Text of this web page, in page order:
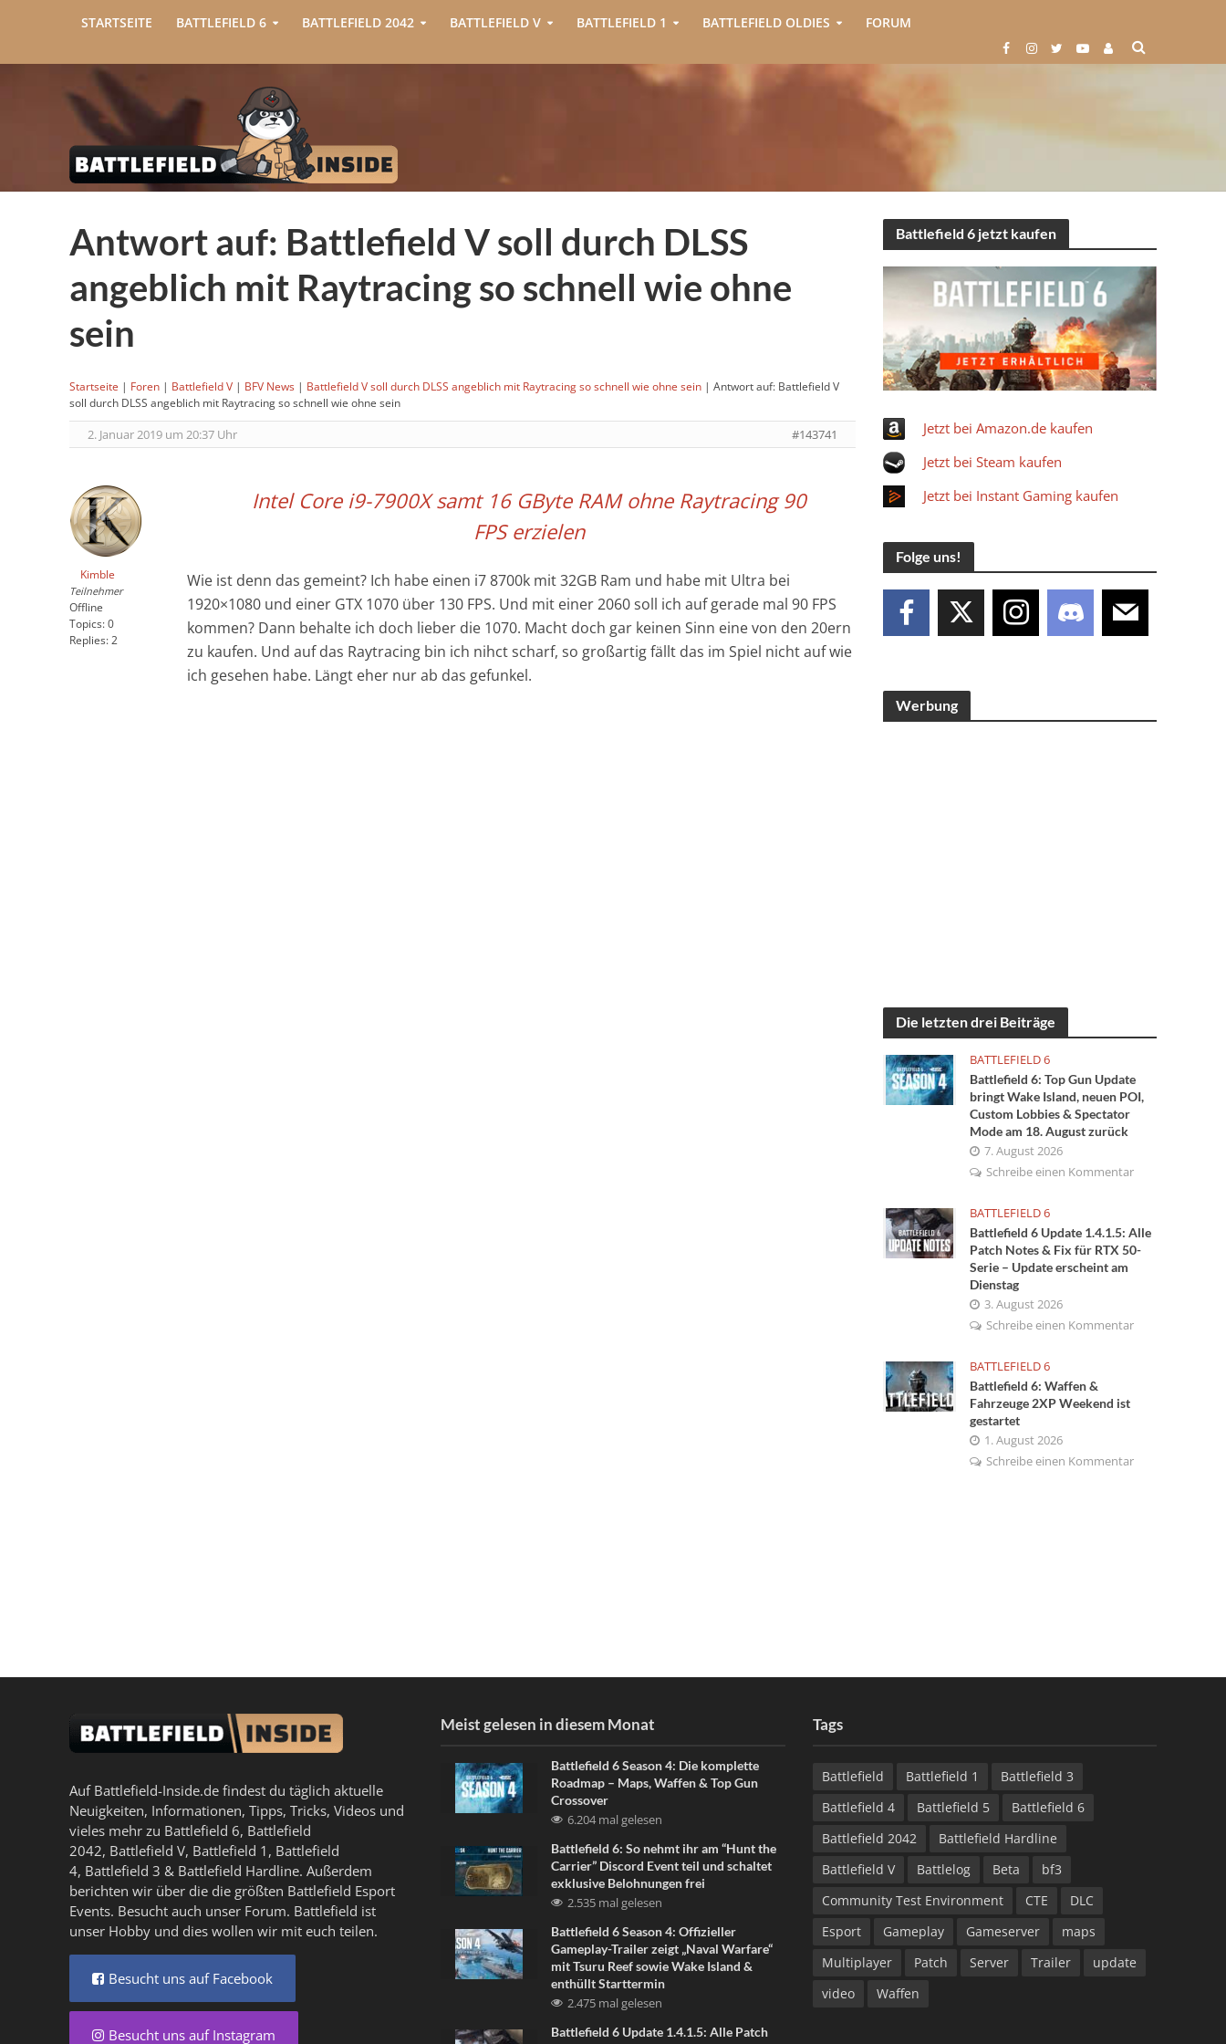
STARTSEITE BATTLEFIELD 6 BATTLEFIELD 2042 BATTLEFIELD V BATTLEFIELD 1 BATTLEFIELD OLDIES FORUM
Antwort auf: Battlefield V soll durch DLSS
angeblich mit Raytracing so schnell wie ohne
sein
Startseite | Foren | Battlefield V | BFV News | Battlefield V soll durch DLSS angeblich mit Raytracing so schnell wie ohne sein | Antwort auf: Battlefield V
soll durch DLSS angeblich mit Raytracing so schnell wie ohne sein
2. Januar 2019 um 20:37 Uhr #143741
Kimble
Teilnehmer
Offline
Topics: 0
Replies: 2
Intel Core i9-7900X samt 16 GByte RAM ohne Raytracing 90
FPS erzielen
Wie ist denn das gemeint? Ich habe einen i7 8700k mit 32GB Ram und habe mit Ultra bei
1920×1080 und einer GTX 1070 über 130 FPS. Und mit einer 2060 soll ich auf gerade mal 90 FPS
kommen? Dann behalte ich doch lieber die 1070. Macht doch gar keinen Sinn eine von den 20ern
zu kaufen. Und auf das Raytracing bin ich nihct scharf, so großartig fällt das im Spiel nicht auf wie
ich gesehen habe. Längt eher nur ab das gefunkel.
Battlefield 6 jetzt kaufen
Jetzt bei Amazon.de kaufen
Jetzt bei Steam kaufen
Jetzt bei Instant Gaming kaufen
Folge uns!
Werbung
Die letzten drei Beiträge
BATTLEFIELD 6
Battlefield 6: Top Gun Update
bringt Wake Island, neuen POI,
Custom Lobbies & Spectator
Mode am 18. August zurück
7. August 2026
Schreibe einen Kommentar
BATTLEFIELD 6
Battlefield 6 Update 1.4.1.5: Alle
Patch Notes & Fix für RTX 50-
Serie – Update erscheint am
Dienstag
3. August 2026
Schreibe einen Kommentar
BATTLEFIELD 6
Battlefield 6: Waffen &
Fahrzeuge 2XP Weekend ist
gestartet
1. August 2026
Schreibe einen Kommentar
Auf Battlefield-Inside.de findest du täglich aktuelle
Neuigkeiten, Informationen, Tipps, Tricks, Videos und
vieles mehr zu Battlefield 6, Battlefield
2042, Battlefield V, Battlefield 1 , Battlefield
4, Battlefield 3 & Battlefield Hardline. Außerdem
berichten wir über die die größten Battlefield Esport
Events. Besucht auch unser Forum. Battlefield ist
unser Hobby und dies wollen wir mit euch teilen.
Besucht uns auf Facebook
Besucht uns auf Instagram
Meist gelesen in diesem Monat
Battlefield 6 Season 4: Die komplette
Roadmap – Maps, Waffen & Top Gun
Crossover
6.204 mal gelesen
Battlefield 6: So nehmt ihr am “Hunt the
Carrier” Discord Event teil und schaltet
exklusive Belohnungen frei
2.535 mal gelesen
Battlefield 6 Season 4: Offizieller
Gameplay-Trailer zeigt „Naval Warfare“
mit Tsuru Reef sowie Wake Island &
enthüllt Starttermin
2.475 mal gelesen
Battlefield 6 Update 1.4.1.5: Alle Patch
Tags
Battlefield Battlefield 1
Battlefield 3
Battlefield 4
Battlefield 5
Battlefield 6
Battlefield 2042
Battlefield Hardline
Battlefield V
Battlelog Beta
bf3
Community Test Environment
CTE
DLC
Esport
Gameplay Gameserver
maps
Multiplayer
Patch Server Trailer
update
video
Waffen